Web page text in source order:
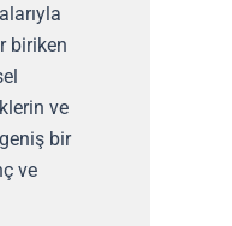
biriken
ve
bir
ve